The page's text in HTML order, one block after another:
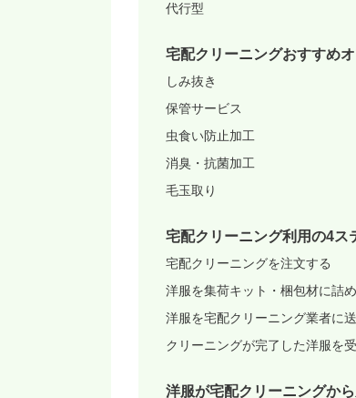
代行型
宅配クリーニングおすすめ
しみ抜き
保管サービス
虫食い防止加工
消臭・抗菌加工
毛玉取り
宅配クリーニング利用の4ス
宅配クリーニングを注文する
洋服を集荷キット・梱包材に詰
洋服を宅配クリーニング業者に
クリーニングが完了した洋服を
洋服が宅配クリーニングか